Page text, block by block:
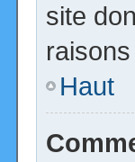
site
Haut